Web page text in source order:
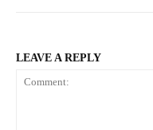
LEAVE A REPLY